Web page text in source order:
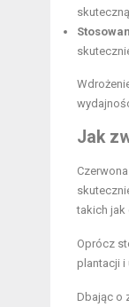
Jak
takich jak
Oprócz
plantacji
Dbając o